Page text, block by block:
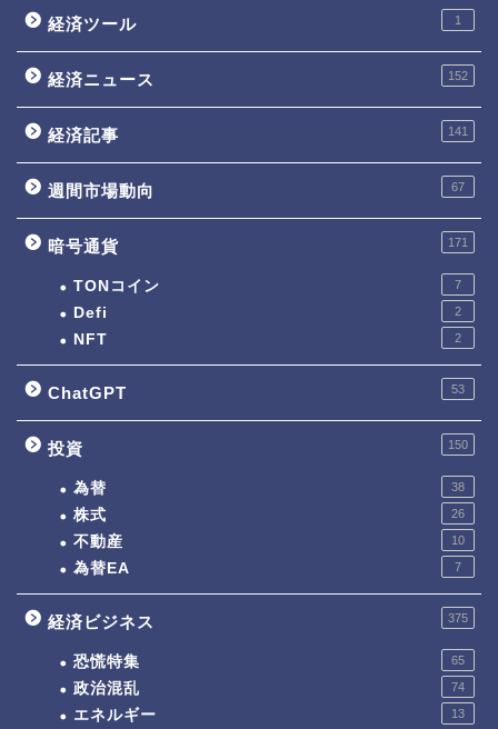
経済ツール 1
経済ニュース 152
経済記事 141
週間市場動向 67
暗号通貨 171
TONコイン 7
Defi 2
NFT 2
ChatGPT 53
投資 150
為替 38
株式 26
不動産 10
為替EA 7
経済ビジネス 375
恐慌特集 65
政治混乱 74
エネルギー 13